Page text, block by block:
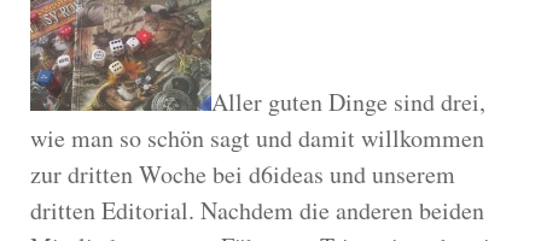
Aller guten Dinge sind drei,
wie man so schön sagt und damit willkommen
zur dritten Woche bei d6ideas und unserem
dritten Editorial. Nachdem die anderen beiden